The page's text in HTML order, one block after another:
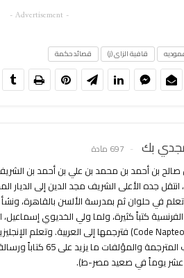
- Advertisement -
قافية الزاى (ز) قصائد حكمة
بك 697 مادة
بن أحمد بن محمد بن علي بن أحمد بن
جده الأعلى الشريف مجد الدين إلى
في حلوان ثم بمدرسة الألسن بالقاهرة،
كتباً كثيرة، ولما ولي الخديوي
من الكتب
عشر يوماً في صعيد مصر-ط).